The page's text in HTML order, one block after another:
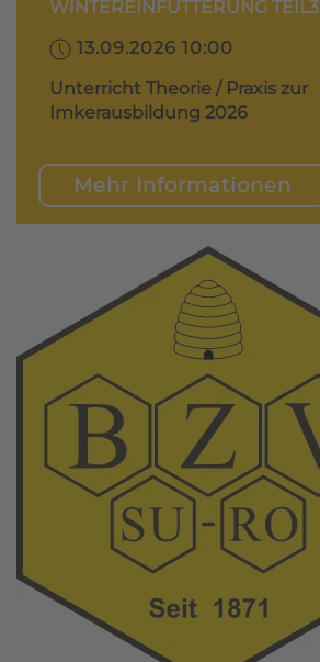
WINTEREINFÜTTERUNG TEIL3
13.09.2026 10:00
Unterricht Theorie / Praxis zur
Imkerausbildung 2026
Mehr Informationen